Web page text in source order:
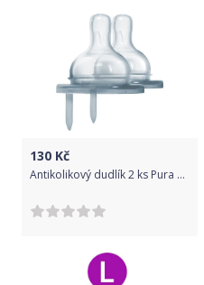
130 Kč
Antikolikový dudlík 2 ks Pura Natural Vent Rychlý Průtok